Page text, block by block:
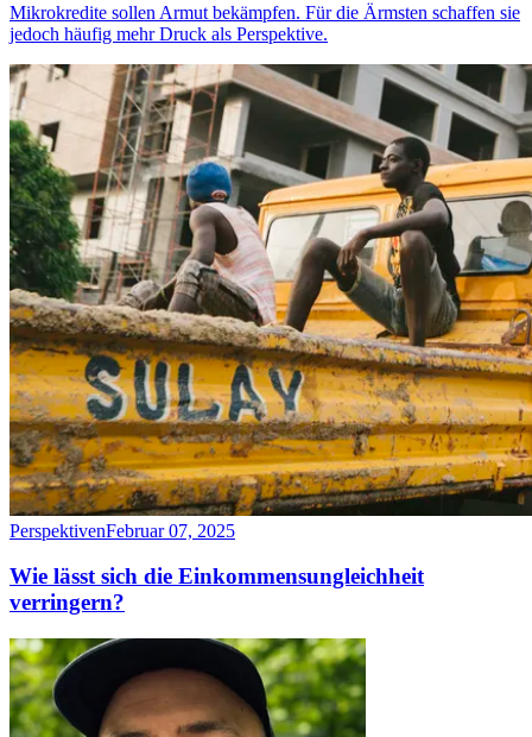
Mikrokredite sollen Armut bekämpfen. Für die Ärmsten schaffen sie
jedoch häufig mehr Druck als Perspektive.
PerspektivenFebruar 07, 2025
Wie lässt sich die Einkommensungleichheit
verringern?